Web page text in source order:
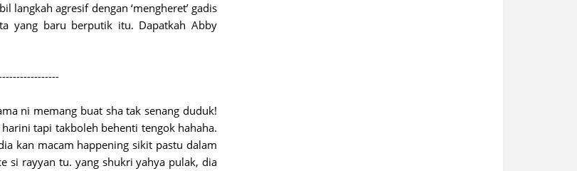
langkah agresif dengan ‘mengheret’ gadis
yang baru berputik itu. Dapatkah Abby
ni memang buat sha tak senang duduk!
tapi takboleh behenti tengok hahaha.
kan macam happening sikit pastu dalam
si rayyan tu. yang shukri yahya pulak, dia